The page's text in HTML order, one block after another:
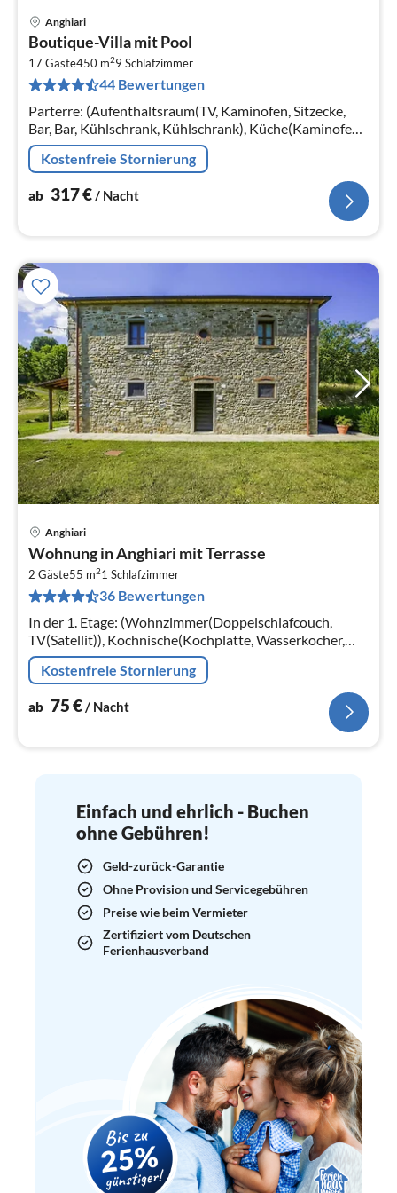
Anghiari
Boutique-Villa mit Pool
17 Gäste450 m29 Schlafzimmer
44 Bewertungen
Parterre: (Aufenthaltsraum(TV, Kaminofen, Sitzecke,
Bar, Bar, Kühlschrank, Kühlschrank), Küche(Kaminofen,
Kochplatte, Wasserkocher, Kochherd,
Dunstabzugshaube, Espressomaschine, Ba...
Kostenfreie Stornierung
ab 317€/ Nacht
Anghiari
Wohnung in Anghiari mit Terrasse
2 Gäste55 m21 Schlafzimmer
36 Bewertungen
In der 1. Etage: (Wohnzimmer(Doppelschlafcouch,
TV(Satellit)), Kochnische(Kochplatte, Wasserkocher,
Backofen, Kühl-/Gefrierkombination),
Schlafzimmer(Doppelbett)
Kostenfreie Stornierung
ab 75€/ Nacht
Einfach und ehrlich - Buchen
ohne Gebühren!
Geld-zurück-Garantie
Ohne Provision und Servicegebühren
Preise wie beim Vermieter
Zertifiziert vom Deutschen
Ferienhausverband